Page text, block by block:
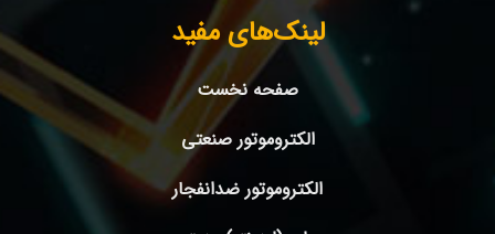
لینک‌های مفید
صفحه نخست
الکتروموتور صنعتی
الکتروموتور ضدانفجار